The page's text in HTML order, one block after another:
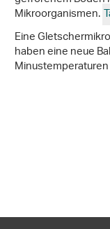
Mikroorganismen.
Eine
haben eine neue